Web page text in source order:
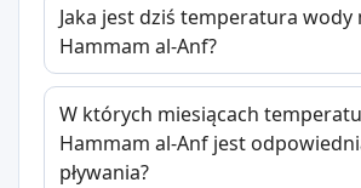
Jaka jest dziś temperatura
Hammam al-Anf?
W których miesiącach
Hammam al-Anf jest
pływania?